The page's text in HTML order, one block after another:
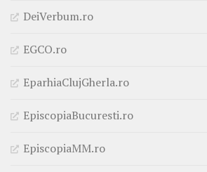
DeiVerbum.ro
EGCO.ro
EparhiaClujGherla.ro
EpiscopiaBucuresti.ro
EpiscopiaMM.ro